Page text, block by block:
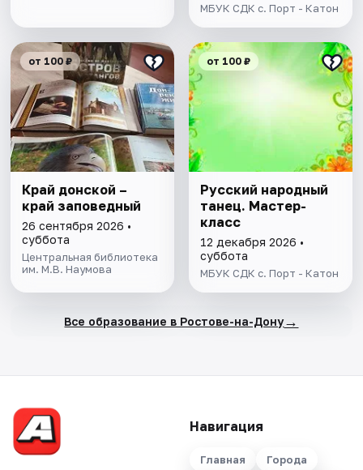
МБУК СДК с. Порт - Катон
от 100 ₽
Край донской –
край заповедный
26 сентября 2026 •
суббота
Центральная библиотека
им. М.В. Наумова
от 100 ₽
Русский народный
танец. Мастер-
класс
12 декабря 2026 •
суббота
МБУК СДК с. Порт - Катон
Все образование в Ростове-на-Дону→
Навигация
Главная Города